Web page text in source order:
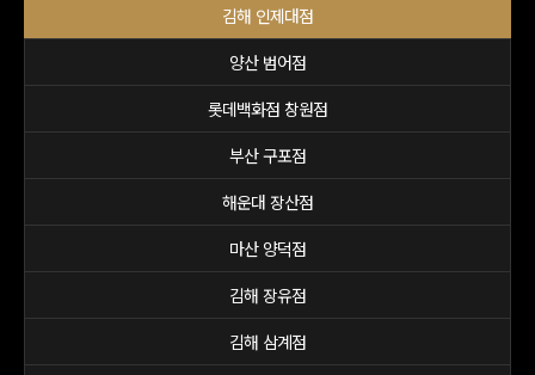
김해 인제대점
양산 범어점
롯데백화점 창원점
부산 구포점
해운대 장산점
마산 양덕점
김해 장유점
김해 삼계점